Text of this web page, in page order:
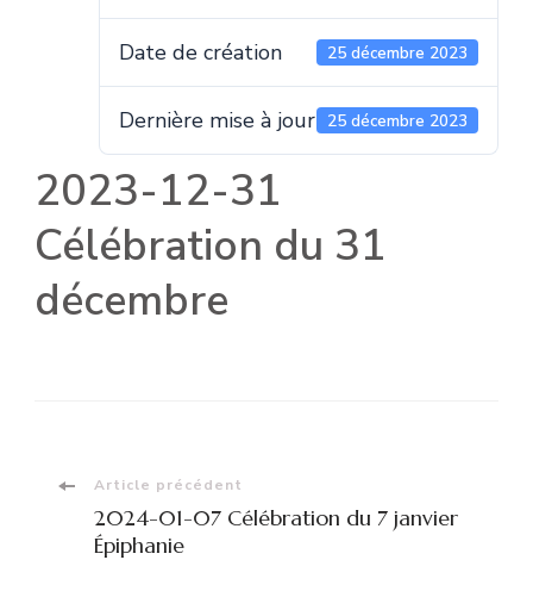
Date de création 25 décembre 2023
Dernière mise à jour 25 décembre 2023
2023-12-31
Célébration du 31
décembre
Navigation
d'article
Article précédent
2024-01-07 Célébration du 7 janvier
Épiphanie